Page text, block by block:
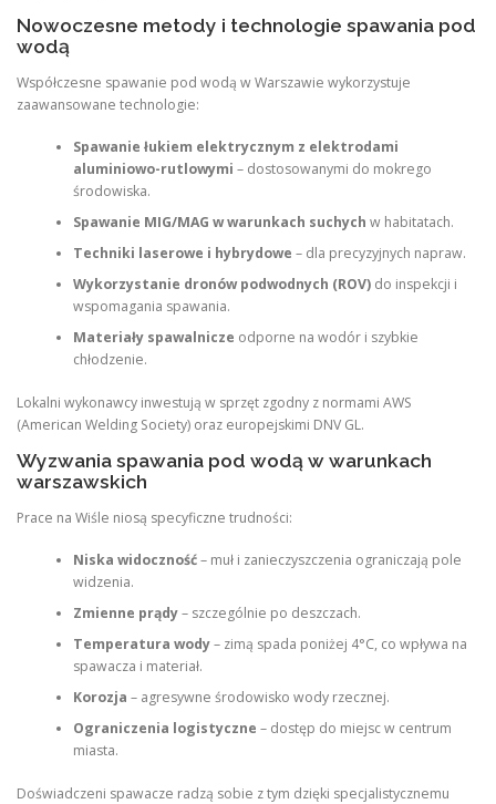
Nowoczesne metody i technologie spawania pod
wodą
Współczesne spawanie pod wodą w Warszawie wykorzystuje
zaawansowane technologie:
Spawanie łukiem elektrycznym z elektrodami
aluminiowo-rutlowymi – dostosowanymi do mokrego
środowiska.
Spawanie MIG/MAG w warunkach suchych w habitatach.
Techniki laserowe i hybrydowe – dla precyzyjnych napraw.
Wykorzystanie dronów podwodnych (ROV)do inspekcji i
wspomagania spawania.
Materiały spawalnicze odporne na wodór i szybkie
chłodzenie.
Lokalni wykonawcy inwestują w sprzęt zgodny z normami AWS
(American Welding Society) oraz europejskimi DNV GL.
Wyzwania spawania pod wodą w warunkach
warszawskich
Prace na Wiśle niosą specyficzne trudności:
Niska widoczność– muł i zanieczyszczenia ograniczają pole
widzenia.
Zmienne prądy– szczególnie po deszczach.
Temperatura wody– zimą spada poniżej 4°C, co wpływa na
spawacza i materiał.
Korozja – agresywne środowisko wody rzecznej.
Ograniczenia logistyczne – dostęp do miejsc w centrum
miasta.
Doświadczeni spawacze radzą sobie z tym dzięki specjalistycznemu